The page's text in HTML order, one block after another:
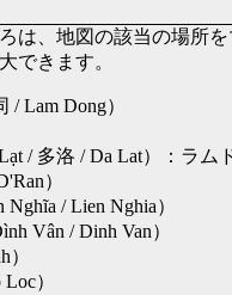
は、地図の該当の場所
できます。
Lam Dong）
Lạt / 多洛 / Da Lat）：ラム
）
/ Lien Nghia）
Vân / Dinh Van）
）